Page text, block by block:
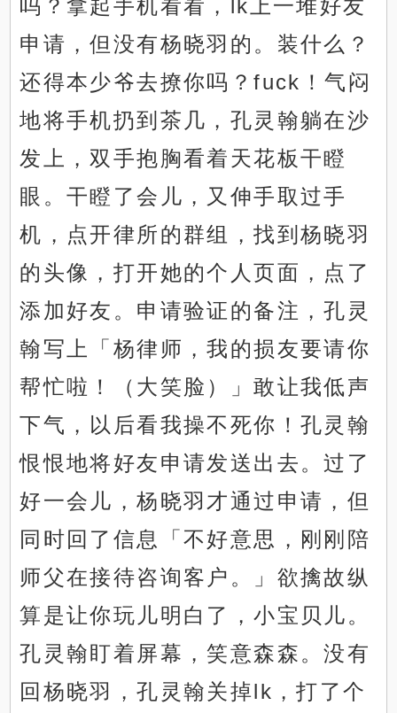
吗？拿起手机看看，lk上一堆好友
申请，但没有杨晓羽的。装什么？
还得本少爷去撩你吗？fuck！气闷
地将手机扔到茶几，孔灵翰躺在沙
发上，双手抱胸看着天花板干瞪
眼。干瞪了会儿，又伸手取过手
机，点开律所的群组，找到杨晓羽
的头像，打开她的个人页面，点了
添加好友。申请验证的备注，孔灵
翰写上「杨律师，我的损友要请你
帮忙啦！（大笑脸）」敢让我低声
下气，以后看我操不死你！孔灵翰
恨恨地将好友申请发送出去。过了
好一会儿，杨晓羽才通过申请，但
同时回了信息「不好意思，刚刚陪
师父在接待咨询客户。」欲擒故纵
算是让你玩儿明白了，小宝贝儿。
孔灵翰盯着屏幕，笑意森森。没有
回杨晓羽，孔灵翰关掉lk，打了个